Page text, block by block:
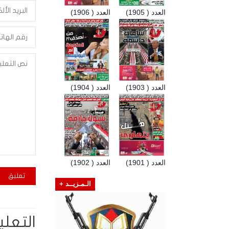
العدد ( 1906) العدد ( 1905)
العدد ( 1904) العدد ( 1903)
العدد ( 1902) العدد ( 1901)
الـمـزيــد +